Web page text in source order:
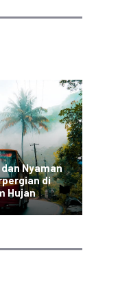
Nyaman
di
Hujan